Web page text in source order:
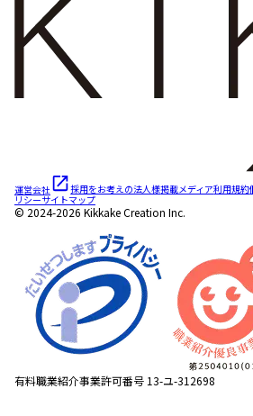
運営会社 採用をお考えの法人様掲載メディア利用規約
リシーサイトマップ
© 2024-2026 Kikkake Creation Inc.
有料職業紹介事業許可番号 13-ユ-312698